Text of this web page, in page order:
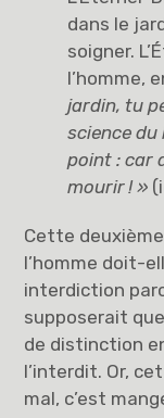
dans le
soigner.
l’homme,
jardin, tu
science du
point : car
mourir ! »
Cette deuxième
l’homme doit-
interdiction
supposerait
de distinction
l’interdit. Or,
mal, c’est